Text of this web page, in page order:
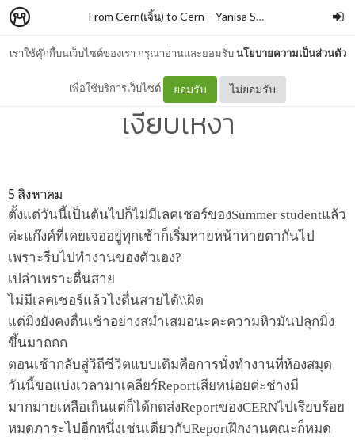
เราใช้คุ๊กกี้บนเว็บไซต์ของเรา กรุณาอ่านและยอมรับนโยบายความเป็นส่วนตัว
เพื่อใช้บริการเว็บไซต์ ยอมรับ ไม่ยอมรับ
From Cern(เจิ้น) to Cern – Yanisa Sunthornyotin
Day64: ยูนิคอร์นกับวันที่เริ่ม
เงียบเหงา
5 สิงหาคม
ตั้งแต่วันนี้เป็นต้นไปก็ไม่มีเลคเชอร์ของSummer studentแล้ว
ค่ะแก๊งค์ที่เคยเจออยู่ทุกเช้าก็เริ่มหายหน้าหายตากันไป
เพราะรีบไปทำงานของตัวเอง?
เปล่าเพราะตื่นสาย
ไม่มีเลคเชอร์แล้วไงตื่นสายได้\\ผิด
แต่มิ่งยังคงตื่นเช้าอย่างสม่ำเสมอนะคะความหิวมันปลุกมิ่ง
ขึ้นมาถถถ
ตอนเช้ากลับสู่วิถีชีวิตแบบเดิมคือการนั่งทำงานที่ห้องสมุด
วันนี้ขอแบ่งเวลามาเคลียร์Reportเสียหน่อยค่ะช่างมี
มากมายเหลือเกินแต่ก็ได้กดส่งReportของCERNไปเรียบร้อย
หมดภาระไปอีกหนึ่งเช่นเดียวกับReportฝึกงานคณะก็หมด